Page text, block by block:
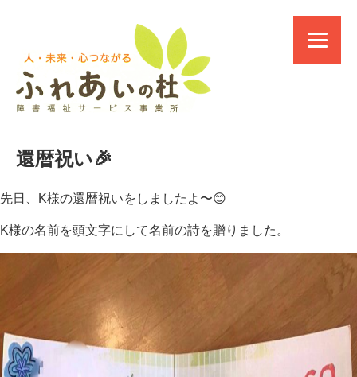
還暦祝い🎉
先日、K様の還暦祝いをしましたよ〜😊
K様の名前を頭文字にして名前の詩を贈りました。